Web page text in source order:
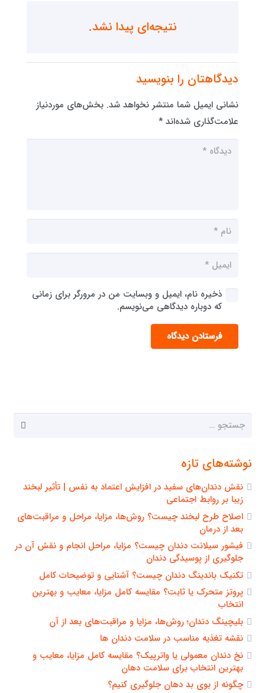
نتیجه‌ای پیدا نشد.
دیدگاهتان را بنویسید
نشانی ایمیل شما منتشر نخواهد شد. بخش‌های موردنیاز
علامت‌گذاری شده‌اند *
ذخیره نام، ایمیل و وبسایت من در مرورگر برای زمانی
که دوباره دیدگاهی می‌نویسم.
فرستادن دیدگاه
جستجو
نوشته‌های تازه
نقش دندان‌های سفید در افزایش اعتماد به نفس | تأثیر لبخند
زیبا بر روابط اجتماعی
اصلاح طرح لبخند چیست؟ روش‌ها، مزایا، مراحل و مراقبت‌های
بعد از درمان
فیشور سیلانت دندان چیست؟ مزایا، مراحل انجام و نقش آن در
جلوگیری از پوسیدگی دندان
تکنیک باندینگ دندان چیست؟ آشنایی و توضیحات کامل
پروتز متحرک یا ثابت؟ مقایسه کامل مزایا، معایب و بهترین
انتخاب
بلیچینگ دندان؛ روش‌ها، مزایا و مراقبت‌های بعد از آن
نقشه تغذیه مناسب در سلامت دندان ها
نخ دندان معمولی یا واترپیک؟ مقایسه کامل مزایا، معایب و
بهترین انتخاب برای سلامت دهان
چگونه از بوی بد دهان جلوگیری کنیم؟